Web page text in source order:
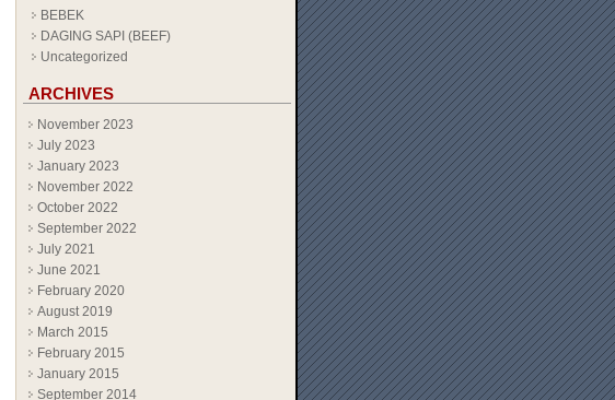
BEBEK
DAGING SAPI (BEEF)
Uncategorized
ARCHIVES
November 2023
July 2023
January 2023
November 2022
October 2022
September 2022
July 2021
June 2021
February 2020
August 2019
March 2015
February 2015
January 2015
September 2014